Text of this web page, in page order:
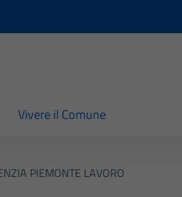
Vivere il Comune
PIEMONTE LAVORO